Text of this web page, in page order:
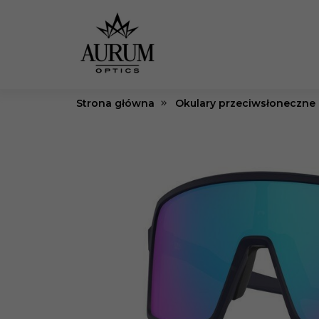
Strona główna Okulary przeciwsłoneczne